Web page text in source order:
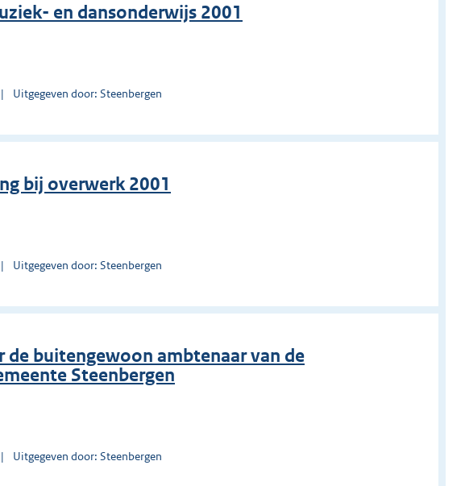
en dansonderwijs 2001
Uitgegeven door: Steenbergen
bij overwerk 2001
Uitgegeven door: Steenbergen
de buitengewoon ambtenaar van de
Steenbergen
Uitgegeven door: Steenbergen